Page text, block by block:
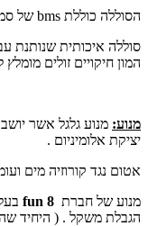
הסוללה כוללת bms של
המון חיקויים זולים
מנוע: מנוע גלגל אשר
יציקת אלומיניום .
אטום נגד קורוזיה מים
מנוע של חברת fun 8
הגבלת משקל . ( היחיד